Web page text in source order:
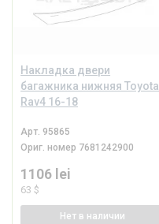
Накладка двери
багажника нижняя Toyota
Rav4 16-18
Арт. 95865
Ориг. номер 7681242900
1106 lei
63 $
Нет в наличии